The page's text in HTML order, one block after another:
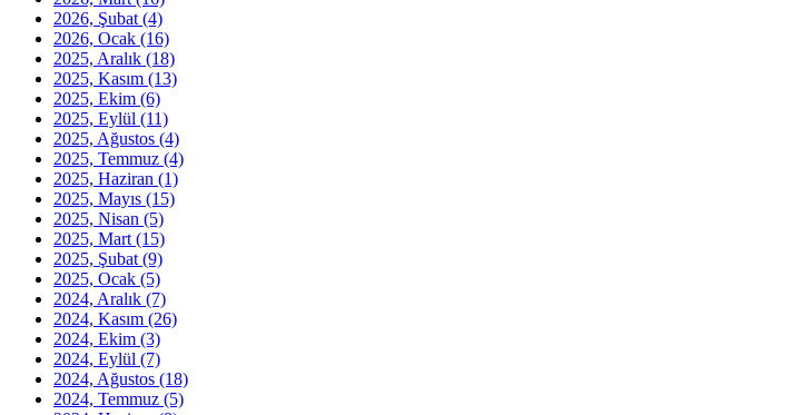
2026, Şubat (4)
2026, Ocak (16)
2025, Aralık (18)
2025, Kasım (13)
2025, Ekim (6)
2025, Eylül (11)
2025, Ağustos (4)
2025, Temmuz (4)
2025, Haziran (1)
2025, Mayıs (15)
2025, Nisan (5)
2025, Mart (15)
2025, Şubat (9)
2025, Ocak (5)
2024, Aralık (7)
2024, Kasım (26)
2024, Ekim (3)
2024, Eylül (7)
2024, Ağustos (18)
2024, Temmuz (5)